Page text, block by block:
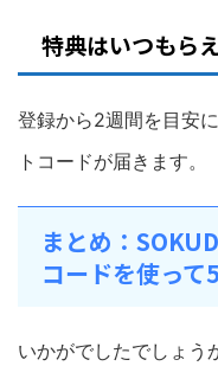
特典はいつもら
登録から2週間を目安
トコードが届きます。
まとめ：
コードを使って
いかがでしたでしょう